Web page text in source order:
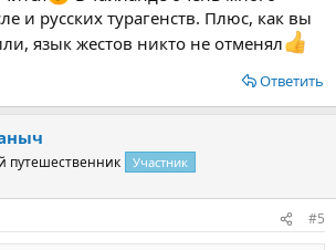
и русских турагенств. Плюс, как вы
язык жестов никто не отменял
Ответить
путешественник Участник
#5